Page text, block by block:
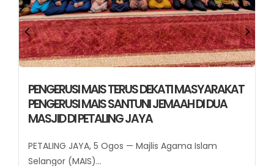
PENGERUSI MAIS TERUS DEKATI MASYARAKAT
PENGERUSI MAIS SANTUNI JEMAAH DI DUA
MASJID DI PETALING JAYA
PETALING JAYA, 5 Ogos — Majlis Agama Islam
Selangor (MAIS)...